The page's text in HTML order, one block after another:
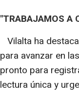
"TRABAJAMOS A
Vilalta ha
para avanzar en
pronto para
lectura única y